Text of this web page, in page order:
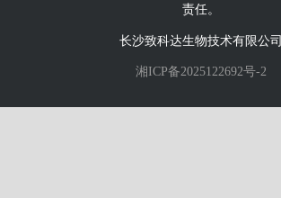
责任。
长沙致科达生物技术有限公司
湘ICP备2025122692号-2